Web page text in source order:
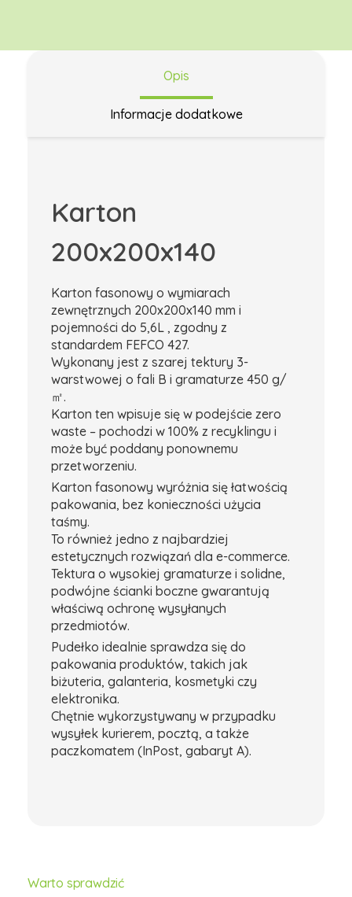
Opis
Informacje dodatkowe
Karton
200x200x140
Karton fasonowy o wymiarach
zewnętrznych 200x200x140 mm i
pojemności do 5,6L , zgodny z
standardem FEFCO 427.
Wykonany jest z szarej tektury 3-
warstwowej o fali B i gramaturze 450 g/
㎡.
Karton ten wpisuje się w podejście zero
waste – pochodzi w 100% z recyklingu i
może być poddany ponownemu
przetworzeniu.
Karton fasonowy wyróżnia się łatwością
pakowania, bez konieczności użycia
taśmy.
To również jedno z najbardziej
estetycznych rozwiązań dla e-commerce.
Tektura o wysokiej gramaturze i solidne,
podwójne ścianki boczne gwarantują
właściwą ochronę wysyłanych
przedmiotów.
Pudełko idealnie sprawdza się do
pakowania produktów, takich jak
biżuteria, galanteria, kosmetyki czy
elektronika.
Chętnie wykorzystywany w przypadku
wysyłek kurierem, pocztą, a także
paczkomatem (InPost, gabaryt A).